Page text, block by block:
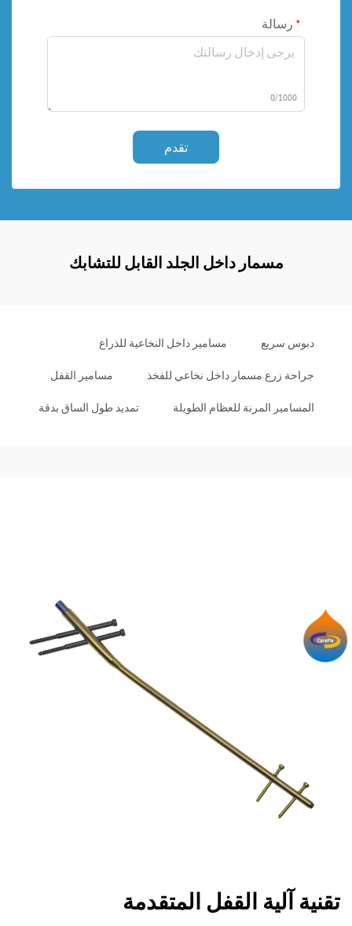
رسالة
0/1000
تقدم
مسمار داخل الجلد القابل للتشابك
دبوس سريع مسامير داخل النخاعية للذراع
جراحة زرع مسمار داخل نخاعي للفخذ مسامير القفل
المسامير المرنة للعظام الطويلة تمديد طول الساق بدقة
تقنية آلية القفل المتقدمة